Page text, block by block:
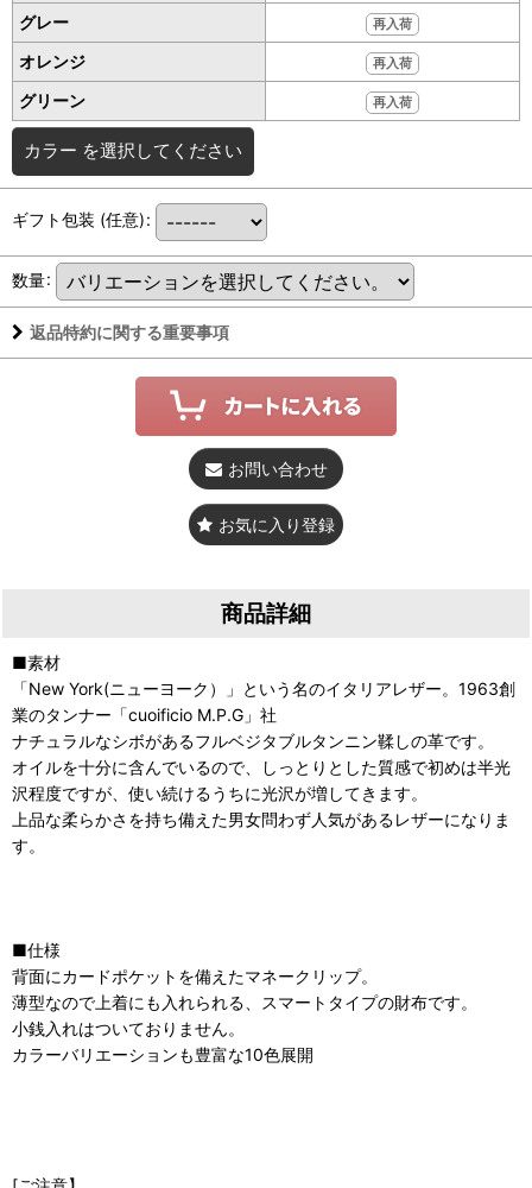
グレー 再入荷
オレンジ 再入荷
グリーン 再入荷
カラー を選択してください
ギフト包装 (任意):
数量:
返品特約に関する重要事項
お問い合わせ
お気に入り登録
商品詳細
■素材
「New York(ニューヨーク）」という名のイタリアレザー。1963創
業のタンナー「cuoificio M.P.G」社
ナチュラルなシボがあるフルベジタブルタンニン鞣しの革です。
オイルを十分に含んでいるので、しっとりとした質感で初めは半光
沢程度ですが、使い続けるうちに光沢が増してきます。
上品な柔らかさを持ち備えた男女問わず人気があるレザーになりま
す。
■仕様
背面にカードポケットを備えたマネークリップ。
薄型なので上着にも入れられる、スマートタイプの財布です。
小銭入れはついておりません。
カラーバリエーションも豊富な10色展開